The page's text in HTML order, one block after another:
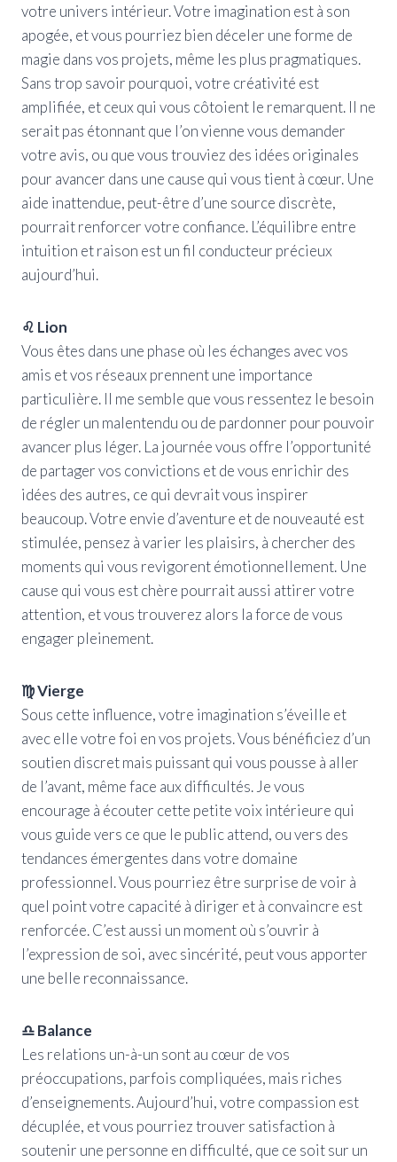
votre univers intérieur. Votre imagination est à son
apogée, et vous pourriez bien déceler une forme de
magie dans vos projets, même les plus pragmatiques.
Sans trop savoir pourquoi, votre créativité est
amplifiée, et ceux qui vous côtoient le remarquent. Il ne
serait pas étonnant que l’on vienne vous demander
votre avis, ou que vous trouviez des idées originales
pour avancer dans une cause qui vous tient à cœur. Une
aide inattendue, peut-être d’une source discrète,
pourrait renforcer votre confiance. L’équilibre entre
intuition et raison est un fil conducteur précieux
aujourd’hui.
♌ Lion
Vous êtes dans une phase où les échanges avec vos
amis et vos réseaux prennent une importance
particulière. Il me semble que vous ressentez le besoin
de régler un malentendu ou de pardonner pour pouvoir
avancer plus léger. La journée vous offre l’opportunité
de partager vos convictions et de vous enrichir des
idées des autres, ce qui devrait vous inspirer
beaucoup. Votre envie d’aventure et de nouveauté est
stimulée, pensez à varier les plaisirs, à chercher des
moments qui vous revigorent émotionnellement. Une
cause qui vous est chère pourrait aussi attirer votre
attention, et vous trouverez alors la force de vous
engager pleinement.
♍ Vierge
Sous cette influence, votre imagination s’éveille et
avec elle votre foi en vos projets. Vous bénéficiez d’un
soutien discret mais puissant qui vous pousse à aller
de l’avant, même face aux difficultés. Je vous
encourage à écouter cette petite voix intérieure qui
vous guide vers ce que le public attend, ou vers des
tendances émergentes dans votre domaine
professionnel. Vous pourriez être surprise de voir à
quel point votre capacité à diriger et à convaincre est
renforcée. C’est aussi un moment où s’ouvrir à
l’expression de soi, avec sincérité, peut vous apporter
une belle reconnaissance.
♎ Balance
Les relations un-à-un sont au cœur de vos
préoccupations, parfois compliquées, mais riches
d’enseignements. Aujourd’hui, votre compassion est
décuplée, et vous pourriez trouver satisfaction à
soutenir une personne en difficulté, que ce soit sur un